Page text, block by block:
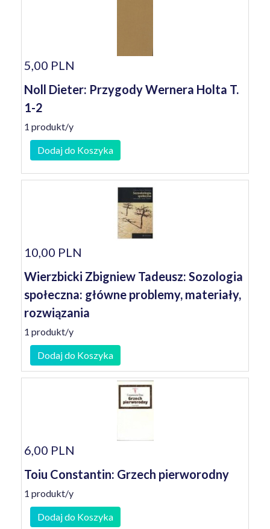
5,00 PLN
Noll Dieter: Przygody Wernera Holta T.
1-2
1 produkt/y
Dodaj do Koszyka
10,00 PLN
Wierzbicki Zbigniew Tadeusz: Sozologia
społeczna: główne problemy, materiały,
rozwiązania
1 produkt/y
Dodaj do Koszyka
6,00 PLN
Toiu Constantin: Grzech pierworodny
1 produkt/y
Dodaj do Koszyka